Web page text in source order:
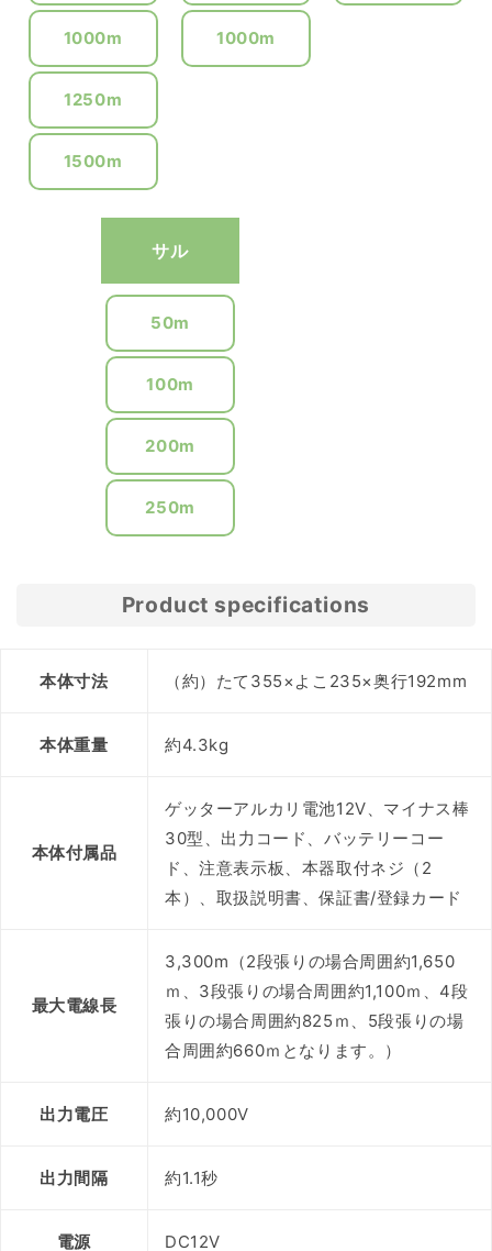
1000m
1250m
1500m
1000m
サル
50m
100m
200m
250m
Product specifications
本体寸法 （約）たて355×よこ235×奥行192mm
本体重量 約4.3kg
本体付属品
ゲッターアルカリ電池12V、マイナス棒
30型、出力コード、バッテリーコー
ド、注意表示板、本器取付ネジ（2
本）、取扱説明書、保証書/登録カード
最大電線長
3,300m（2段張りの場合周囲約1,650
ｍ、3段張りの場合周囲約1,100ｍ、4段
張りの場合周囲約825ｍ、5段張りの場
合周囲約660ｍとなります。）
出力電圧 約10,000V
出力間隔 約1.1秒
電源 DC12V